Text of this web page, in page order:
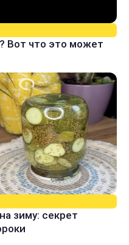
Вот что это может
зиму: секрет